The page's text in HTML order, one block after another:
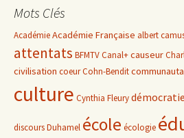
Mots Clés
AcadémieAcadémie Française albert
attentats BFMTVCanal+causeur
civilisation coeurCohn-Bendit
culture Cynthia Fleurydémocratie
discoursDuhamel école écologie